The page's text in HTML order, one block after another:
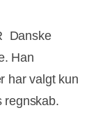
Danske
Han
har valgt kun
regnskab.